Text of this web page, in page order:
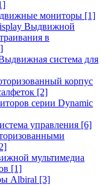
мониторы [1]
Выдвижной
в
система для
корпус
[2]
серии Dynamic
управления [6]
мультимедиа
[1]
Albiral [3]